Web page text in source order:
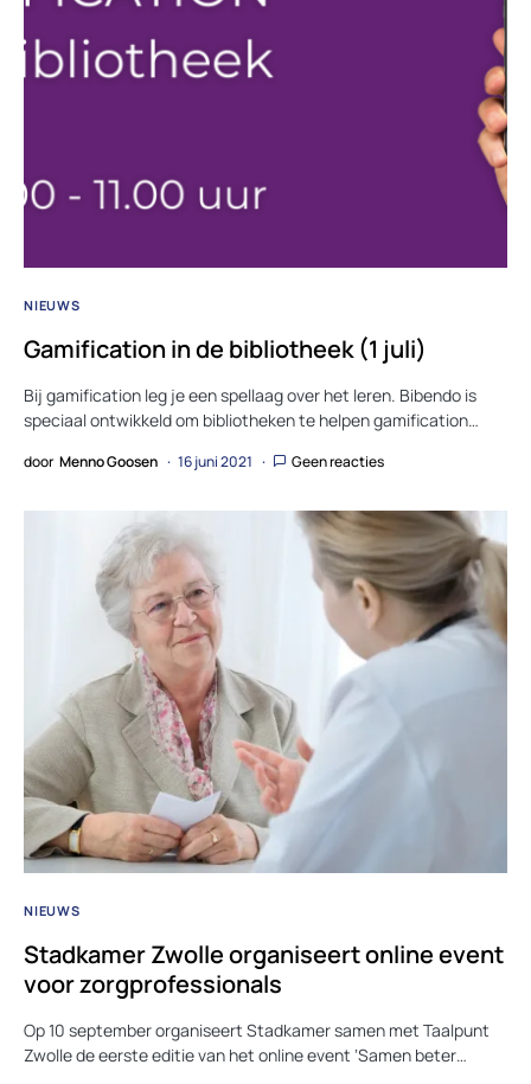
NIEUWS
Gamification in de bibliotheek (1 juli)
Bij gamification leg je een spellaag over het leren. Bibendo is
speciaal ontwikkeld om bibliotheken te helpen gamification…
door Menno Goosen 16 juni 2021 Geen reacties
NIEUWS
Stadkamer Zwolle organiseert online event
voor zorgprofessionals
Op 10 september organiseert Stadkamer samen met Taalpunt
Zwolle de eerste editie van het online event ‘Samen beter…